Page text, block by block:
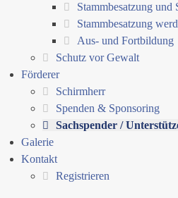
Stammbesatzung und
Stammbesatzung
Aus- und Fortbildung
Schutz vor Gewalt
Förderer
Schirmherr
Spenden & Sponsoring
Sachspender /
Galerie
Kontakt
Registrieren